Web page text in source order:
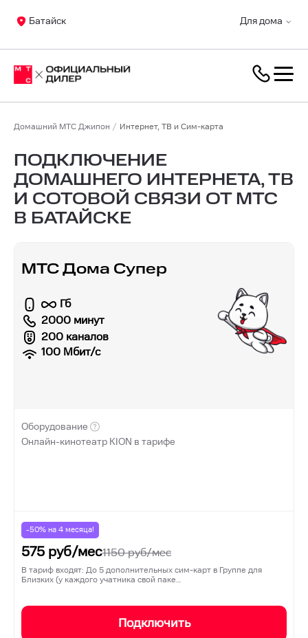
Для дома
Батайск
Домашний МТС Джипон Интернет, ТВ и Сим-карта
ПОДКЛЮЧЕНИЕ
ДОМАШНЕГО ИНТЕРНЕТА, ТВ
И СОТОВОЙ СВЯЗИ ОТ МТС
В БАТАЙСКЕ
МТС Дома Супер
Гб
2000 минут
200 каналов
100 Мбит/с
Оборудование
Онлайн-кинотеатр KION в тарифе
-50% на 4 месяца!
575 руб/мес1150руб/мес
В тариф входят: До 5 дополнительных сим-карт в Группе для
Близких (у каждого учатника свой паке…
Подключить